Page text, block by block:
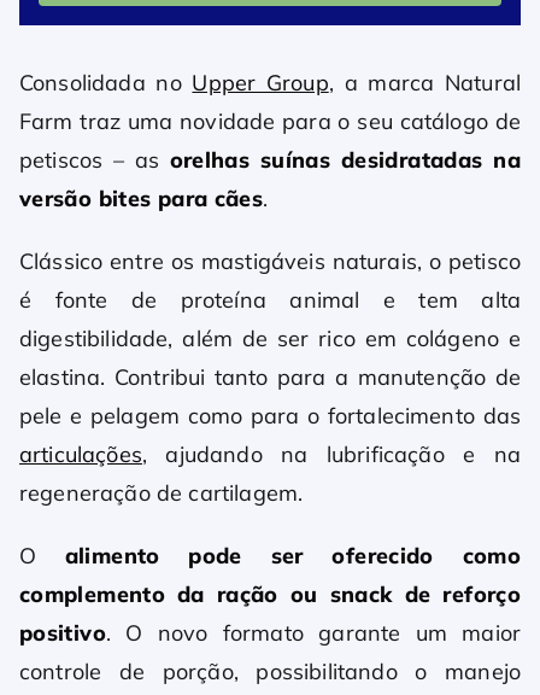
Consolidada no Upper Group, a marca Natural
Farm traz uma novidade para o seu catálogo de
petiscos – as orelhas suínas desidratadas na
versão bites para cães.
Clássico entre os mastigáveis naturais, o petisco
é fonte de proteína animal e tem alta
digestibilidade, além de ser rico em colágeno e
elastina. Contribui tanto para a manutenção de
pele e pelagem como para o fortalecimento das
articulações, ajudando na lubrificação e na
regeneração de cartilagem.
O alimento pode ser oferecido como
complemento da ração ou snack de reforço
positivo. O novo formato garante um maior
controle de porção, possibilitando o manejo